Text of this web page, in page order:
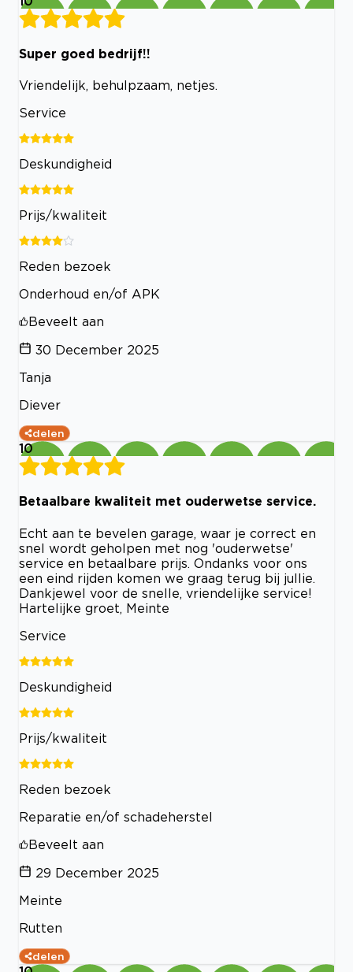
Super goed bedrijf!!
Vriendelijk, behulpzaam, netjes.
Service
Deskundigheid
Prijs/kwaliteit
Reden bezoek
Onderhoud en/of APK
Beveelt aan
30 December 2025
Tanja
Diever
delen
10
Betaalbare kwaliteit met ouderwetse service.
Echt aan te bevelen garage, waar je correct en
snel wordt geholpen met nog 'ouderwetse'
service en betaalbare prijs. Ondanks voor ons
een eind rijden komen we graag terug bij jullie.
Dankjewel voor de snelle, vriendelijke service!
Hartelijke groet, Meinte
Service
Deskundigheid
Prijs/kwaliteit
Reden bezoek
Reparatie en/of schadeherstel
Beveelt aan
29 December 2025
Meinte
Rutten
delen